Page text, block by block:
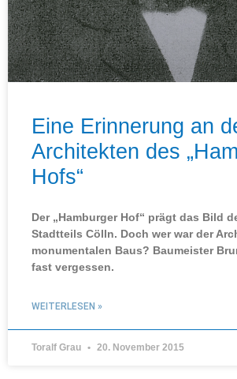
Eine Erinnerung an
Architekten des
Hofs“
Der „Hamburger Hof“ prägt das Bild
Stadtteils Cölln. Doch wer war der
monumentalen Baus? Baumeister
fast vergessen.
WEITERLESEN »
Toralf Grau 20. November 2015